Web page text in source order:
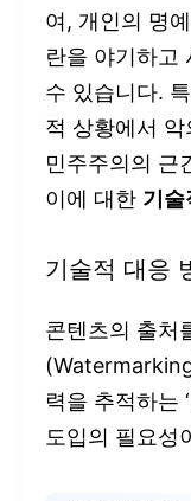
여, 개인의 명
란을 야기하고
수 있습니다.
적 상황에서
민주주의의 근
이에 대한 기술
기술적 대응
콘텐츠의 출처
력을 추적하는
도입의 필요성